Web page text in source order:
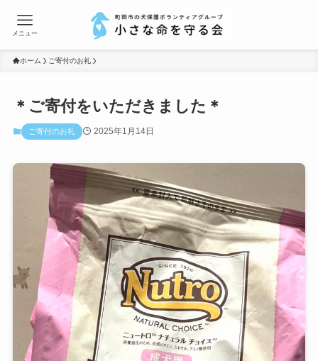
メニュー
ホーム ご寄付のお礼
＊ご寄付をいただきました＊
ご寄付のお礼 2025年1月14日